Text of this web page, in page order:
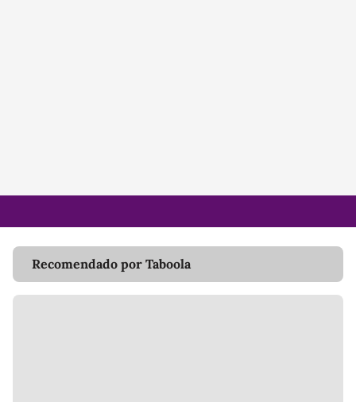
Recomendado por Taboola